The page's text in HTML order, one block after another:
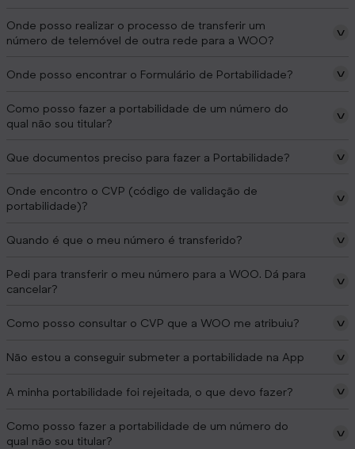
Onde posso realizar o processo de transferir um
número de telemóvel de outra rede para a WOO?
Onde posso encontrar o Formulário de Portabilidade?
Como posso fazer a portabilidade de um número do
qual não sou titular?
Que documentos preciso para fazer a Portabilidade?
Onde encontro o CVP (código de validação de
portabilidade)?
Quando é que o meu número é transferido?
Pedi para transferir o meu número para a WOO. Dá para
cancelar?
Como posso consultar o CVP que a WOO me atribuiu?
Não estou a conseguir submeter a portabilidade na App
A minha portabilidade foi rejeitada, o que devo fazer?
Como posso fazer a portabilidade de um número do
qual não sou titular?